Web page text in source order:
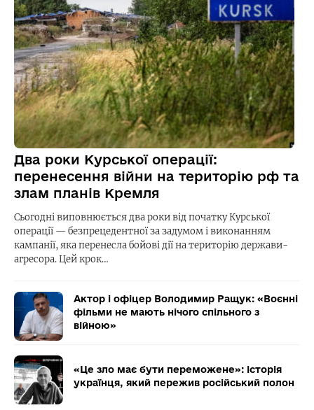
Два роки Курської операції:
перенесення війни на територію рф та
злам планів Кремля
Сьогодні виповнюється два роки від початку Курської
операції — безпрецедентної за задумом і виконанням
кампанії, яка перенесла бойові дії на територію держави-
агресора. Цей крок…
Актор і офіцер Володимир Ращук: «Воєнні
фільми не мають нічого спільного з
війною»
«Це зло має бути переможене»: історія
українця, який пережив російський полон